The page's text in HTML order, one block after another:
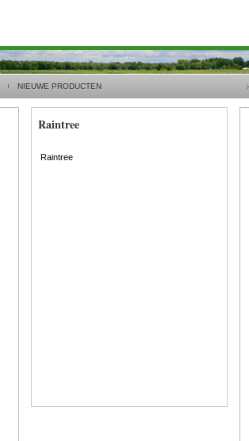
NIEUWE PRODUCTEN
Raintree
Raintree